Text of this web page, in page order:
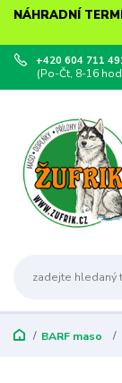
NÁHRADNÍ
+420 604 711
(Po-Čt, 8-16
BARF maso